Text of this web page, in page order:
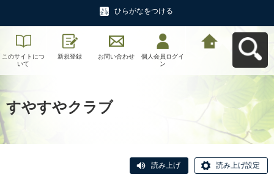
ひらがなをつける
このサイトにつ
いて
新規登録 お問い合わせ
個人会員ログイ
ン
すやすやクラブ
読み上げ 読み上げ設定